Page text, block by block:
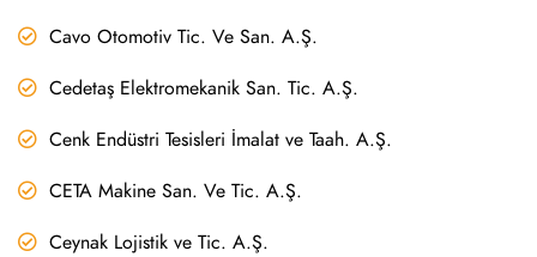
Cavo Otomotiv Tic. Ve San. A.Ş.
Cedetaş Elektromekanik San. Tic. A.Ş.
Cenk Endüstri Tesisleri İmalat ve Taah. A.Ş.
CETA Makine San. Ve Tic. A.Ş.
Ceynak Lojistik ve Tic. A.Ş.